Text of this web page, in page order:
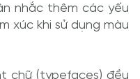
nhắc thêm các yếu
xúc khi sử dụng màu
chữ (typefaces) đều